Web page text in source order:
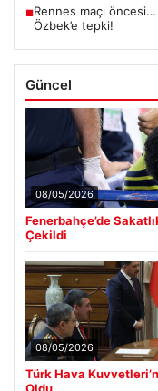
■Rennes maçı
Özbek’e tepki!
Güncel
08/05/2026
Fenerbahçe’de
Çekildi
08/05/2026
Türk Hava